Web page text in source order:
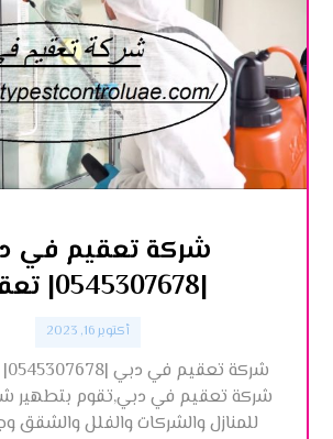
شركة تعقيم في
|0545307678| تعقيم
أكتوبر 16, 2023
شركة تعقيم في دبي,تقوم بتطهير
للمنازل والشركات والفلل والشقق